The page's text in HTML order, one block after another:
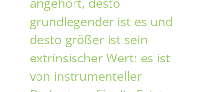
grundlegender ist es und
desto größer ist sein
extrinsischer Wert: es ist
von instrumenteller